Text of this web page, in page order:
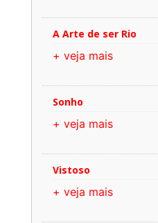
A Arte de ser Rio
+ veja mais
Sonho
+ veja mais
Vistoso
+ veja mais